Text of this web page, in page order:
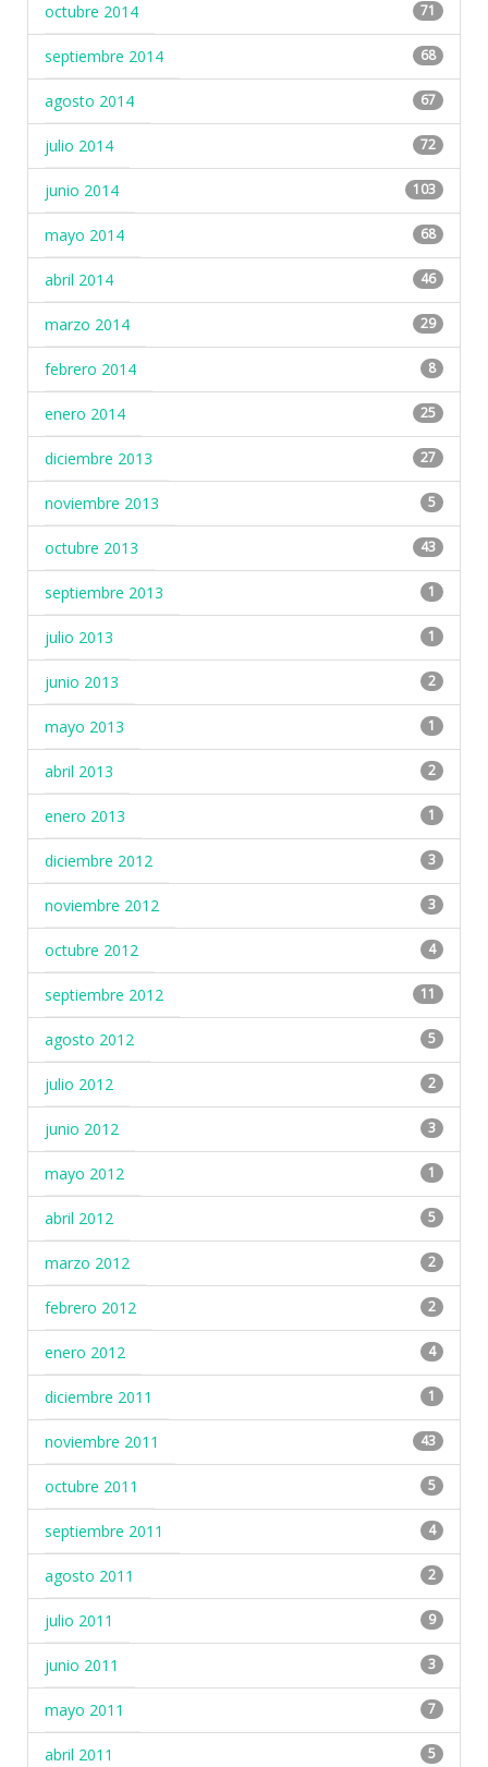
octubre 2014 71
septiembre 2014 68
agosto 2014 67
julio 2014 72
junio 2014 103
mayo 2014 68
abril 2014 46
marzo 2014 29
febrero 2014 8
enero 2014 25
diciembre 2013 27
noviembre 2013 5
octubre 2013 43
septiembre 2013 1
julio 2013 1
junio 2013 2
mayo 2013 1
abril 2013 2
enero 2013 1
diciembre 2012 3
noviembre 2012 3
octubre 2012 4
septiembre 2012 11
agosto 2012 5
julio 2012 2
junio 2012 3
mayo 2012 1
abril 2012 5
marzo 2012 2
febrero 2012 2
enero 2012 4
diciembre 2011 1
noviembre 2011 43
octubre 2011 5
septiembre 2011 4
agosto 2011 2
julio 2011 9
junio 2011 3
mayo 2011 7
abril 2011 5